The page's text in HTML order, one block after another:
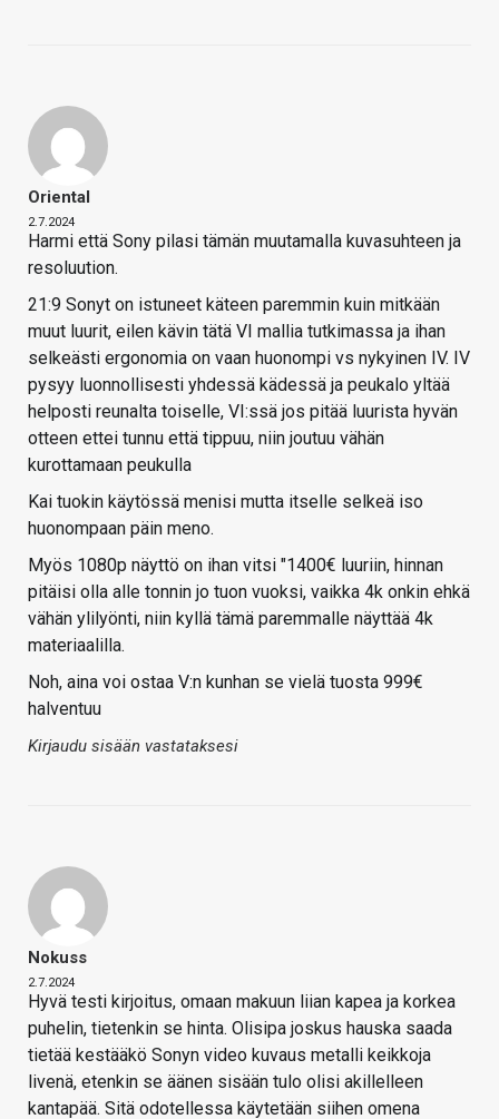
Oriental
2.7.2024
Harmi että Sony pilasi tämän muutamalla kuvasuhteen ja
resoluution.
21:9 Sonyt on istuneet käteen paremmin kuin mitkään
muut luurit, eilen kävin tätä VI mallia tutkimassa ja ihan
selkeästi ergonomia on vaan huonompi vs nykyinen IV. IV
pysyy luonnollisesti yhdessä kädessä ja peukalo yltää
helposti reunalta toiselle, VI:ssä jos pitää luurista hyvän
otteen ettei tunnu että tippuu, niin joutuu vähän
kurottamaan peukulla
Kai tuokin käytössä menisi mutta itselle selkeä iso
huonompaan päin meno.
Myös 1080p näyttö on ihan vitsi "1400€ luuriin, hinnan
pitäisi olla alle tonnin jo tuon vuoksi, vaikka 4k onkin ehkä
vähän ylilyönti, niin kyllä tämä paremmalle näyttää 4k
materiaalilla.
Noh, aina voi ostaa V:n kunhan se vielä tuosta 999€
halventuu
Kirjaudu sisään vastataksesi
Nokuss
2.7.2024
Hyvä testi kirjoitus, omaan makuun liian kapea ja korkea
puhelin, tietenkin se hinta. Olisipa joskus hauska saada
tietää kestääkö Sonyn video kuvaus metalli keikkoja
livenä, etenkin se äänen sisään tulo olisi akillelleen
kantapää. Sitä odotellessa käytetään siihen omena